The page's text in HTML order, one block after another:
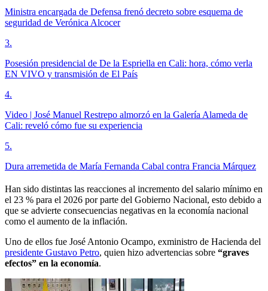
Ministra encargada de Defensa frenó decreto sobre esquema de
seguridad de Verónica Alcocer
3.
Posesión presidencial de De la Espriella en Cali: hora, cómo verla
EN VIVO y transmisión de El País
4.
Video | José Manuel Restrepo almorzó en la Galería Alameda de
Cali: reveló cómo fue su experiencia
5.
Dura arremetida de María Fernanda Cabal contra Francia Márquez
Han sido distintas las reacciones al incremento del salario mínimo en
el 23 % para el 2026 por parte del Gobierno Nacional, esto debido a
que se advierte consecuencias negativas en la economía nacional
como el aumento de la inflación.
Uno de ellos fue José Antonio Ocampo, exministro de Hacienda del
presidente Gustavo Petro, quien hizo advertencias sobre “graves
efectos” en la economía.